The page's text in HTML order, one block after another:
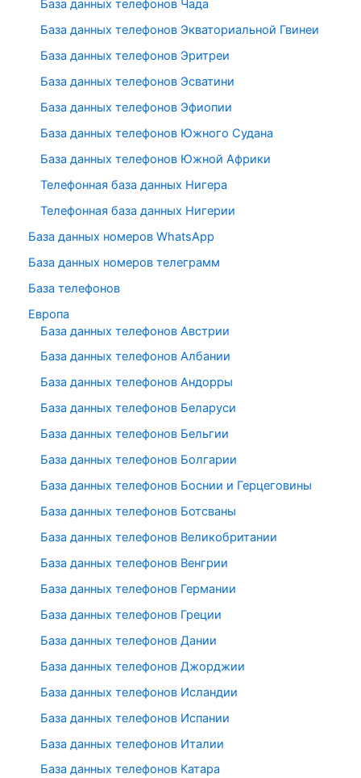
База данных телефонов Чада
База данных телефонов Экваториальной Гвинеи
База данных телефонов Эритреи
База данных телефонов Эсватини
База данных телефонов Эфиопии
База данных телефонов Южного Судана
База данных телефонов Южной Африки
Телефонная база данных Нигера
Телефонная база данных Нигерии
База данных номеров WhatsApp
База данных номеров телеграмм
База телефонов
Европа
База данных телефонов Австрии
База данных телефонов Албании
База данных телефонов Андорры
База данных телефонов Беларуси
База данных телефонов Бельгии
База данных телефонов Болгарии
База данных телефонов Боснии и Герцеговины
База данных телефонов Ботсваны
База данных телефонов Великобритании
База данных телефонов Венгрии
База данных телефонов Германии
База данных телефонов Греции
База данных телефонов Дании
База данных телефонов Джорджии
База данных телефонов Исландии
База данных телефонов Испании
База данных телефонов Италии
База данных телефонов Катара